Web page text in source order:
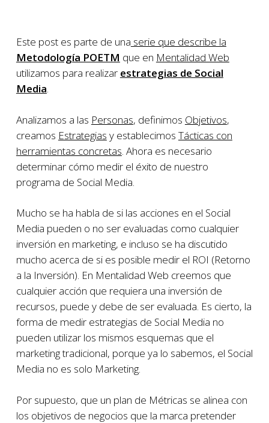
Este post es parte de una serie que describe la
Metodología POETM que en Mentalidad Web
utilizamos para realizar estrategias de Social
Media.
Analizamos a las Personas, definimos Objetivos,
creamos Estrategias y establecimos Tácticas con
herramientas concretas . Ahora es necesario
determinar cómo medir el éxito de nuestro
programa de Social Media.
Mucho se ha habla de si las acciones en el Social
Media pueden o no ser evaluadas como cualquier
inversión en marketing, e incluso se ha discutido
mucho acerca de si es posible medir el ROI (Retorno
a la Inversión). En Mentalidad Web creemos que
cualquier acción que requiera una inversión de
recursos, puede y debe de ser evaluada. Es cierto, la
forma de medir estrategias de Social Media no
pueden utilizar los mismos esquemas que el
marketing tradicional, porque ya lo sabemos, el Social
Media no es solo Marketing.
Por supuesto, que un plan de Métricas se alinea con
los objetivos de negocios que la marca pretender